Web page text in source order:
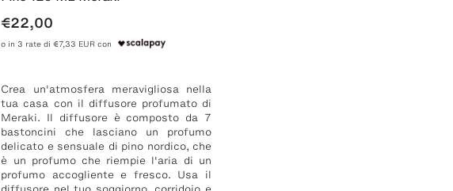
€22,00
o in 3 rate di €7,33 EUR con
Crea un'atmosfera meravigliosa nella
tua casa con il diffusore profumato di
Meraki. Il diffusore è composto da 7
bastoncini che lasciano un profumo
delicato e sensuale di pino nordico, che
è un profumo che riempie l'aria di un
profumo accogliente e fresco. Usa il